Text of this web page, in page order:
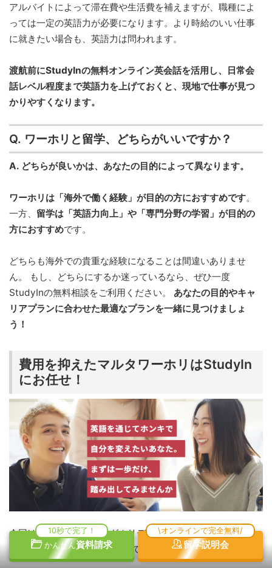
アルバイトによって滞在費や生活費を補えますが、職種によ
っては一定の英語力が必要になります。より時給のいい仕事
に就きたい場合も、英語力は問われます。
渡航前にStudyInの無料オンライン英会話を活用し、日常会
話レベル程度まで英語力を上げておくと、現地で仕事が見つ
かりやすくなります。
Q. ワーホリと留学、どちらがいいですか？
A. どちらが良いかは、あなたの目的によって異なります。
ワーホリは「海外で働く経験」が目的の方におすすめです。
一方、 留学は「英語力向上」や「専門分野の学習」が目的の
方におすすめです。
どちらも海外での貴重な経験になることは間違いありませ
ん。 もし、どちらにするか迷っているなら、ぜひ一度
StudyInの無料相談をご利用ください。 あなたの目的やキャ
リアプランに合わせた最適なプランを一緒に見つけましょ
う！
費用を抑えたマルタワーホリはStudyIn
にお任せ！
今回は、マルタワーキングホリデー協定締結という最新情報
を踏まえ、1年間の費用について徹底解説しました。
かんたん資料請求
10秒で完了！
留学説明会
\オンラインで完全無料/